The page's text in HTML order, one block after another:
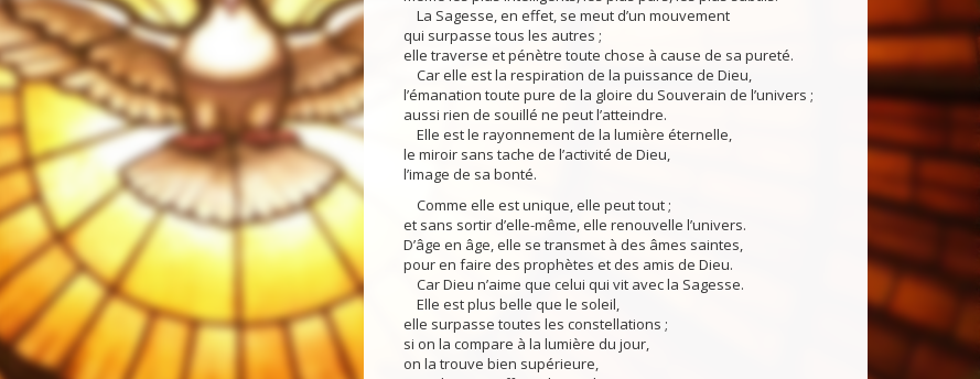
La Sagesse, en effet, se meut d’un mouvement
qui surpasse tous les autres ;
elle traverse et pénètre toute chose à cause de sa pureté.
Car elle est la respiration de la puissance de Dieu,
l’émanation toute pure de la gloire du Souverain de l’univers ;
aussi rien de souillé ne peut l’atteindre.
Elle est le rayonnement de la lumière éternelle,
le miroir sans tache de l’activité de Dieu,
l’image de sa bonté.
Comme elle est unique, elle peut tout ;
et sans sortir d’elle-même, elle renouvelle l’univers.
D’âge en âge, elle se transmet à des âmes saintes,
pour en faire des prophètes et des amis de Dieu.
Car Dieu n’aime que celui qui vit avec la Sagesse.
Elle est plus belle que le soleil,
elle surpasse toutes les constellations ;
si on la compare à la lumière du jour,
on la trouve bien supérieure,